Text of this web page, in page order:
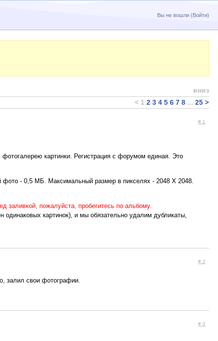
Вы не вошли (Войти)
вниз
< 1 2 3 4 5 6 7 8 ... 25 >
# 1
картинки. Регистрация с форумом единая. Это
фото - 0,5 МБ. Максимальный размер в пикселях - 2048 X 2048.
заливкой, пожалуйста, пробегитесь по альбому.
картинок), и мы обязательно удалим дубликаты,
# 2
залил свои фотографии.
# 3